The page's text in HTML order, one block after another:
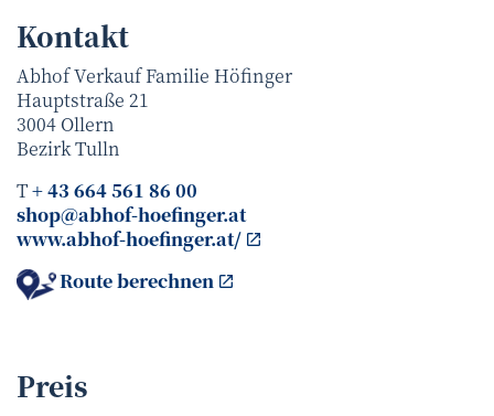
Kontakt
Abhof Verkauf Familie Höfinger
Hauptstraße 21
3004 Ollern
BezirkTulln
T+ 43 664 561 86 00
shop@abhof-hoefinger.at
www.abhof-hoefinger.at/
Route berechnen
Preis